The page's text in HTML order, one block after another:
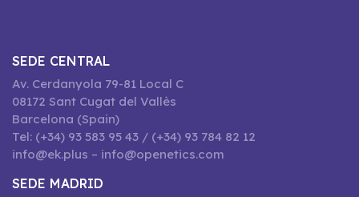
SEDE CENTRAL
Av. Cerdanyola 79-81 Local C
08172 Sant Cugat del Vallès
Barcelona (Spain)
Tel: (+34) 93 583 95 43 / (+34) 93 784 82 12
info@ek.plus – info@openetics.com
SEDE MADRID